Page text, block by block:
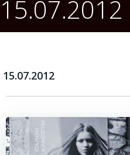
15.07.2012
15.07.2012